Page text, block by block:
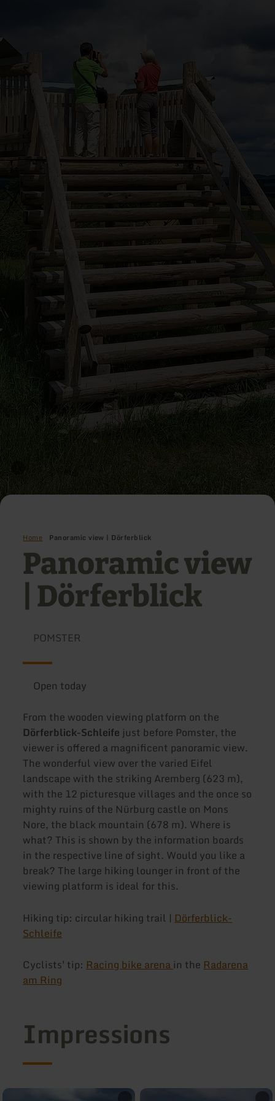
Home Panoramic view | Dörferblick
Panoramic view
| Dörferblick
POMSTER
Open today
From the wooden viewing platform on the
Dörferblick-Schleife just before Pomster, the
viewer is offered a magnificent panoramic view.
The wonderful view over the varied Eifel
landscape with the striking Aremberg (623 m),
with the 12 picturesque villages and the once so
mighty ruins of the Nürburg castle on Mons
Nore, the black mountain (678 m). Where is
what? This is shown by the information boards
in the respective line of sight. Would you like a
break? The large hiking lounger in front of the
viewing platform is ideal for this.
Hiking tip: circular hiking trail | Dörferblick-
Schleife
Cyclists' tip: Racing bike arena in the Radarena
am Ring
Impressions